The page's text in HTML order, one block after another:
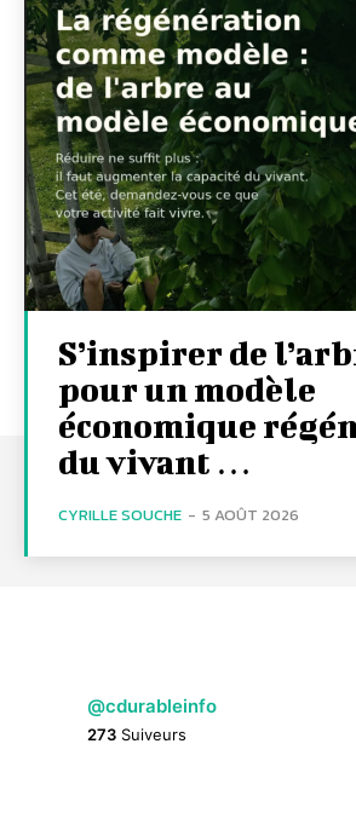
S’inspirer de
pour un modèle
économique
du vivant …
CYRILLE SOUCHE - 5 AOÛT 2026
@cdurableinfo
273 Suiveurs